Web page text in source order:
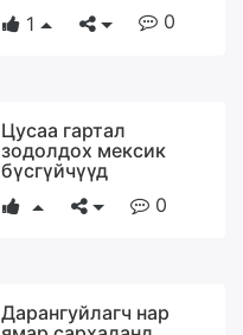
1
0
Цусаа гартал
зодолдох мексик
бүсгүйчүүд
0
Дарангуйлагч нар